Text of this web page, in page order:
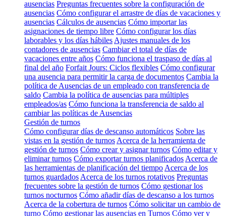
ausencias Preguntas frecuentes sobre la configuración de
ausencias Cómo configurar el arrastre de días de vacaciones y
ausencias Cálculos de ausencias Cómo importar las
asignaciones de tiempo libre Cómo configurar los días
laborables y los días hábiles Ajustes manuales de los
contadores de ausencias Cambiar el total de días de
vacaciones entre años Cómo funciona el traspaso de días al
final del año Forfait Jours: Ciclos flexibles Cómo configurar
una ausencia para permitir la carga de documentos Cambia la
política de Ausencias de un empleado con transferencia de
saldo Cambia la política de ausencias para múltiples
empleados/as Cómo funciona la transferencia de saldo al
cambiar las políticas de Ausencias
Gestión de turnos
Cómo configurar días de descanso automáticos Sobre las
vistas en la gestión de turnos Acerca de la herramienta de
gestión de turnos Cómo crear y asignar turnos Cómo editar y
eliminar turnos Cómo exportar turnos planificados Acerca de
las herramientas de planificación del tiempo Acerca de los
turnos guardados Acerca de los turnos rotativos Preguntas
frecuentes sobre la gestión de turnos Cómo gestionar los
turnos nocturnos Cómo añadir días de descanso a los turnos
Acerca de la cobertura de turnos Cómo solicitar un cambio de
turno Cómo gestionar las ausencias en Turnos Cómo ver y